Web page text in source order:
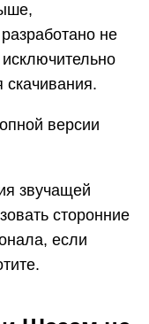
не
скачивания.
версии
звучащей
сторонние
если